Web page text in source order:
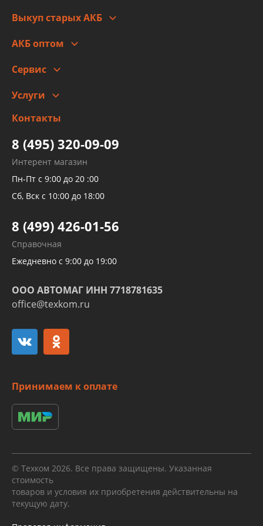
Оплата
Гарантии и возврат
Выкуп старых АКБ
АКБ оптом
Сервис
Заправка кондиционера авто
Детейлинг
Услуги
высокого давления
Тормозных трубок
Рукавов гидроусилителей
Рукавов компрессоров и турбин
Трубок кондиционеров
Развертка пайка медных стальных
алюминиевых трубок и штуцеров
Контакты
8 (495) 320-09-09
Интерент магазин
Пн-Пт с 9:00 до 20 :00
Сб, Вск с 10:00 до 18:00
8 (499) 426-01-56
Справочная
Ежедневно с 9:00 до 19:00
ООО АВТОМАГ ИНН 7718781635
office@texkom.ru
Принимаем к оплате
© Техком 2026. Все права защищены. Указанная
стоимость
товаров и условия их приобретения действительны на
текущую дату.